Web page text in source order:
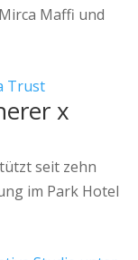
Maffi und
x
seit zehn
im Park Hotel